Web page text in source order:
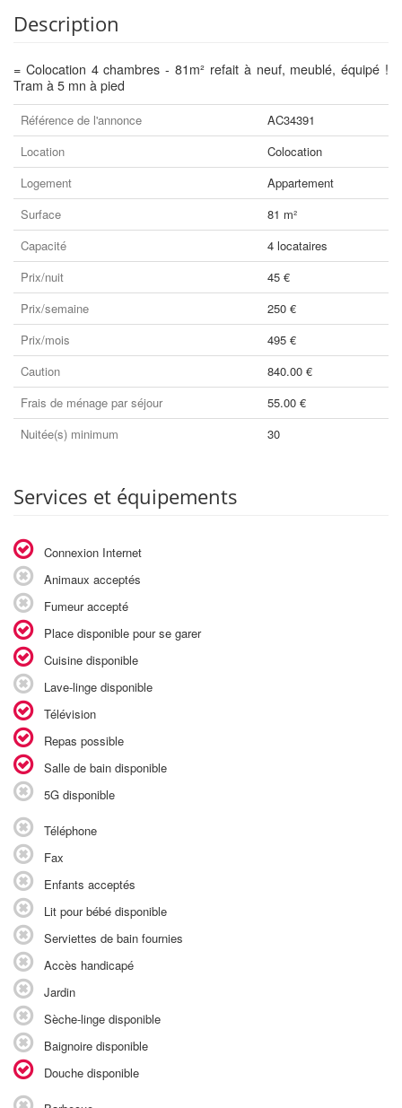
Description
= Colocation 4 chambres - 81m² refait à neuf, meublé, équipé !
Tram à 5 mn à pied
Référence de l'annonce
AC34391
Location
Colocation
Logement
Appartement
Surface
81 m²
Capacité
4 locataires
Prix/nuit
45 €
Prix/semaine
250 €
Prix/mois
495 €
Caution
840.00 €
Frais de ménage par séjour
55.00 €
Nuitée(s) minimum
30
Services et équipements
Connexion Internet
Animaux acceptés
Fumeur accepté
Place disponible pour se garer
Cuisine disponible
Lave-linge disponible
Télévision
Repas possible
Salle de bain disponible
5G disponible
Téléphone
Fax
Enfants acceptés
Lit pour bébé disponible
Serviettes de bain fournies
Accès handicapé
Jardin
Sèche-linge disponible
Baignoire disponible
Douche disponible